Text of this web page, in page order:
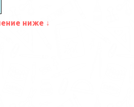
ниже ↓